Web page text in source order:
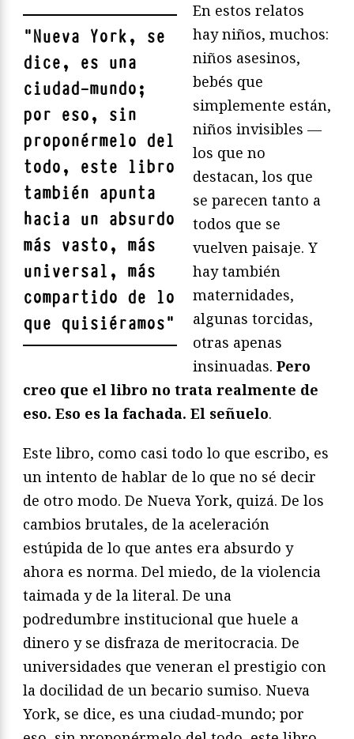
"Nueva York, se
dice, es una
ciudad-mundo;
por eso, sin
proponérmelo del
todo, este libro
también apunta
hacia un absurdo
más vasto, más
universal, más
compartido de lo
que quisiéramos"
En estos relatos
hay niños, muchos:
niños asesinos,
bebés que
simplemente están,
niños invisibles —
los que no
destacan, los que
se parecen tanto a
todos que se
vuelven paisaje. Y
hay también
maternidades,
algunas torcidas,
otras apenas
insinuadas. Pero
creo que el libro no trata realmente de
eso. Eso es la fachada. El señuelo.
Este libro, como casi todo lo que escribo, es
un intento de hablar de lo que no sé decir
de otro modo. De Nueva York, quizá. De los
cambios brutales, de la aceleración
estúpida de lo que antes era absurdo y
ahora es norma. Del miedo, de la violencia
taimada y de la literal. De una
podredumbre institucional que huele a
dinero y se disfraza de meritocracia. De
universidades que veneran el prestigio con
la docilidad de un becario sumiso. Nueva
York, se dice, es una ciudad-mundo; por